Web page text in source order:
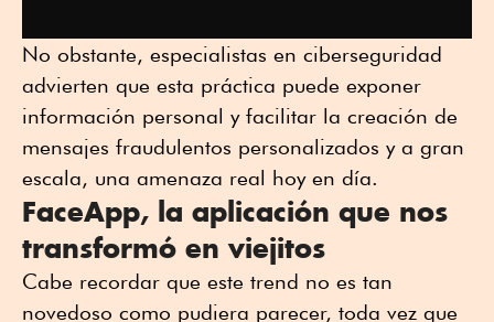
No obstante, especialistas en ciberseguridad
advierten que esta práctica puede exponer
información personal y facilitar la creación de
mensajes fraudulentos personalizados y a gran
escala, una amenaza real hoy en día.
FaceApp, la aplicación que nos
transformó en viejitos
Cabe recordar que este trend no es tan
novedoso como pudiera parecer, toda vez que